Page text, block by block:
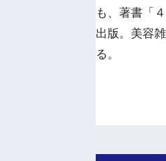
も、著書「
出版。美容
る。